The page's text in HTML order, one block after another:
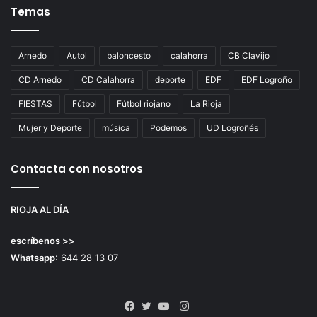
Temas
Arnedo Autol baloncesto calahorra CB Clavijo
CD Arnedo CD Calahorra deporte EDF EDF Logroño
FIESTAS Fútbol Fútbol riojano La Rioja
Mujer y Deporte música Podemos UD Logroñés
Contacta con nosotros
RIOJA AL DÍA
escríbenos >>
Whatsapp: 644 28 13 07
Instagram